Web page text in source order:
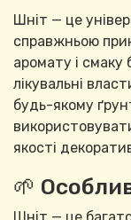
Шніт — це
справжньою
аромату і
лікувальні
будь-якому
якості
🌱